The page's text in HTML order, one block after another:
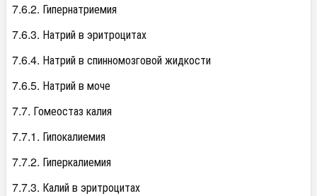
7.6.2. Гипернатриемия
7.6.3. Натрий в эритроцитах
7.6.4. Натрий в спинномозговой жидкости
7.6.5. Натрий в моче
7.7. Гомеостаз калия
7.7.1. Гипокалиемия
7.7.2. Гиперкалиемия
7.7.3. Калий в эритроцитах